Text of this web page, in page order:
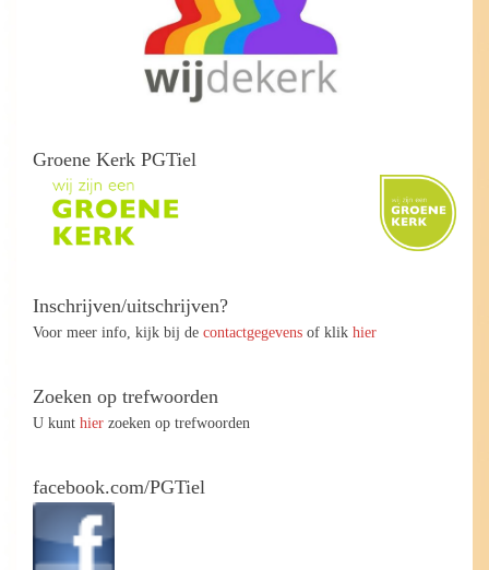
Groene Kerk PGTiel
Inschrijven/uitschrijven?
Voor meer info, kijk bij de contactgegevens of klik hier
Zoeken op trefwoorden
U kunt hier zoeken op trefwoorden
facebook.com/PGTiel